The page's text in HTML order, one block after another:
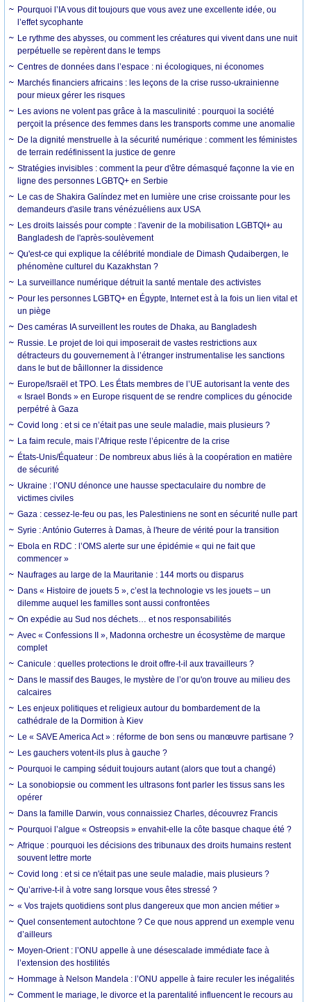
Pourquoi l’IA vous dit toujours que vous avez une excellente idée, ou
l’effet sycophante
Le rythme des abysses, ou comment les créatures qui vivent dans une nuit
perpétuelle se repèrent dans le temps
Centres de données dans l’espace : ni écologiques, ni économes
Marchés financiers africains : les leçons de la crise russo-ukrainienne
pour mieux gérer les risques
Les avions ne volent pas grâce à la masculinité : pourquoi la société
perçoit la présence des femmes dans les transports comme une anomalie
De la dignité menstruelle à la sécurité numérique : comment les féministes
de terrain redéfinissent la justice de genre
Stratégies invisibles : comment la peur d'être démasqué façonne la vie en
ligne des personnes LGBTQ+ en Serbie
Le cas de Shakira Galíndez met en lumière une crise croissante pour les
demandeurs d'asile trans vénézuéliens aux USA
Les droits laissés pour compte : l'avenir de la mobilisation LGBTQI+ au
Bangladesh de l'après-soulèvement
Qu'est-ce qui explique la célébrité mondiale de Dimash Qudaibergen, le
phénomène culturel du Kazakhstan ?
La surveillance numérique détruit la santé mentale des activistes
Pour les personnes LGBTQ+ en Égypte, Internet est à la fois un lien vital et
un piège
Des caméras IA surveillent les routes de Dhaka, au Bangladesh
Russie. Le projet de loi qui imposerait de vastes restrictions aux
détracteurs du gouvernement à l’étranger instrumentalise les sanctions
dans le but de bâillonner la dissidence
Europe/Israël et TPO. Les États membres de l’UE autorisant la vente des
« Israel Bonds » en Europe risquent de se rendre complices du génocide
perpétré à Gaza
Covid long : et si ce n’était pas une seule maladie, mais plusieurs ?
La faim recule, mais l’Afrique reste l’épicentre de la crise
États-Unis/Équateur : De nombreux abus liés à la coopération en matière
de sécurité
Ukraine : l’ONU dénonce une hausse spectaculaire du nombre de
victimes civiles
Gaza : cessez-le-feu ou pas, les Palestiniens ne sont en sécurité nulle part
Syrie : António Guterres à Damas, à l'heure de vérité pour la transition
Ebola en RDC : l’OMS alerte sur une épidémie « qui ne fait que
commencer »
Naufrages au large de la Mauritanie : 144 morts ou disparus
Dans « Histoire de jouets 5 », c’est la technologie vs les jouets – un
dilemme auquel les familles sont aussi confrontées
On expédie au Sud nos déchets… et nos responsabilités
Avec « Confessions II », Madonna orchestre un écosystème de marque
complet
Canicule : quelles protections le droit offre-t-il aux travailleurs ?
Dans le massif des Bauges, le mystère de l’or qu'on trouve au milieu des
calcaires
Les enjeux politiques et religieux autour du bombardement de la
cathédrale de la Dormition à Kiev
Le « SAVE America Act » : réforme de bon sens ou manœuvre partisane ?
Les gauchers votent-ils plus à gauche ?
Pourquoi le camping séduit toujours autant (alors que tout a changé)
La sonobiopsie ou comment les ultrasons font parler les tissus sans les
opérer
Dans la famille Darwin, vous connaissiez Charles, découvrez Francis
Pourquoi l’algue « Ostreopsis » envahit-elle la côte basque chaque été ?
Afrique : pourquoi les décisions des tribunaux des droits humains restent
souvent lettre morte
Covid long : et si ce n'était pas une seule maladie, mais plusieurs ?
Qu’arrive-t-il à votre sang lorsque vous êtes stressé ?
« Vos trajets quotidiens sont plus dangereux que mon ancien métier »
Quel consentement autochtone ? Ce que nous apprend un exemple venu
d’ailleurs
Moyen-Orient : l’ONU appelle à une désescalade immédiate face à
l’extension des hostilités
Hommage à Nelson Mandela : l’ONU appelle à faire reculer les inégalités
Comment le mariage, le divorce et la parentalité influencent le recours au